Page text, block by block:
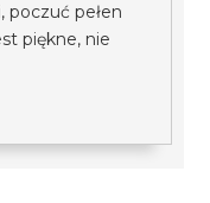
poczuć pełen
piękne, nie